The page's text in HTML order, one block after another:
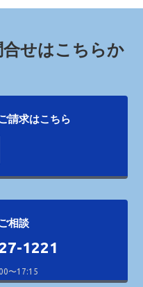
せはこちらか
請求はこちら
相談
1221
〜17:15